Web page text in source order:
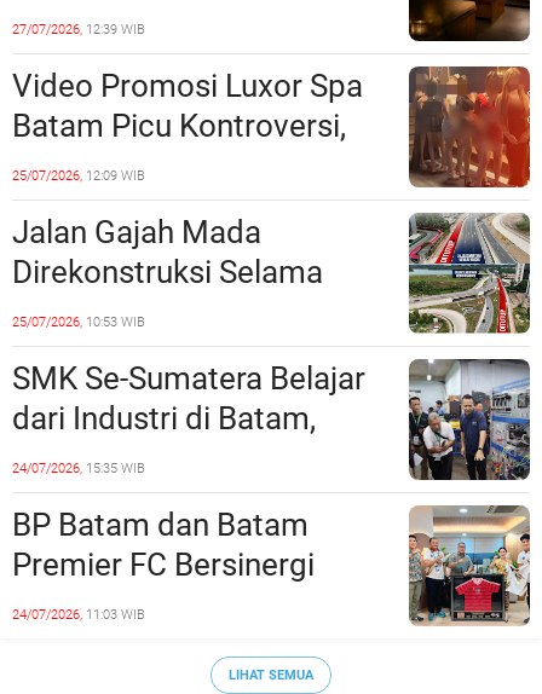
Minta Maaf, Konten
Langsung Di-Takedown
27/07/2026, 12:39 WIB
Video Promosi Luxor Spa
Batam Picu Kontroversi,
Dinilai Bermuatan Sensual
25/07/2026, 12:09 WIB
Jalan Gajah Mada
Direkonstruksi Selama
Empat Minggu, Ini Skema
Rekayasa Lalu Lintasnya
25/07/2026, 10:53 WIB
SMK Se-Sumatera Belajar
dari Industri di Batam,
Siapkan Lulusan Siap Kerja
Era Digital
24/07/2026, 15:35 WIB
BP Batam dan Batam
Premier FC Bersinergi
Cetak Generasi Emas
24/07/2026, 11:03 WIB
LIHAT SEMUA